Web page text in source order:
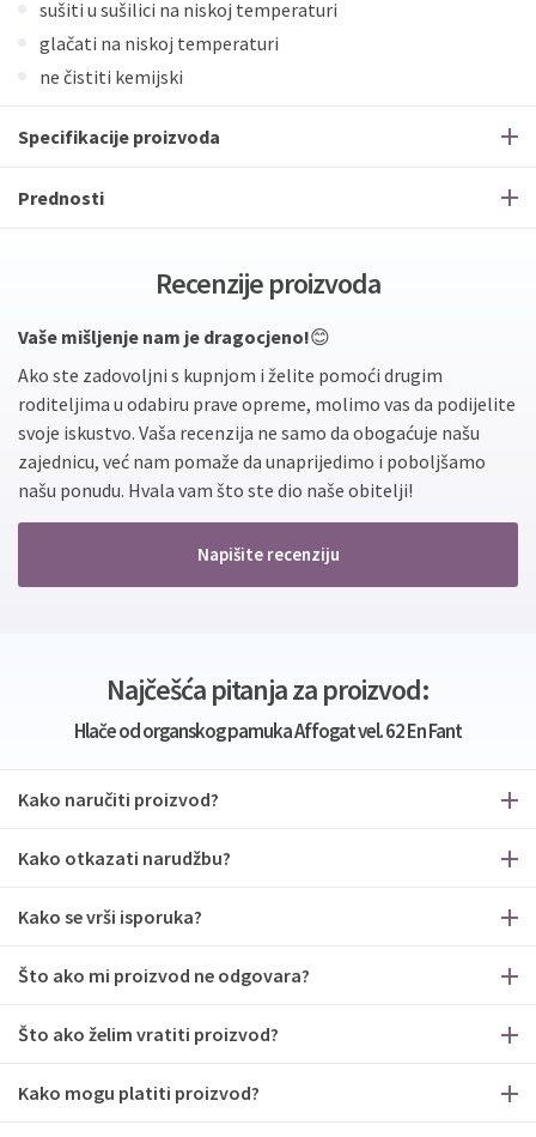
sušiti u sušilici na niskoj temperaturi
glačati na niskoj temperaturi
ne čistiti kemijski
Specifikacije proizvoda
Prednosti
Recenzije proizvoda
Vaše mišljenje nam je dragocjeno!😊
Ako ste zadovoljni s kupnjom i želite pomoći drugim
roditeljima u odabiru prave opreme, molimo vas da podijelite
svoje iskustvo. Vaša recenzija ne samo da obogaćuje našu
zajednicu, već nam pomaže da unaprijedimo i poboljšamo
našu ponudu. Hvala vam što ste dio naše obitelji!
Napišite recenziju
Najčešća pitanja za proizvod:
Hlače od organskog pamuka Affogat vel. 62 En Fant
Kako naručiti proizvod?
Kako otkazati narudžbu?
Kako se vrši isporuka?
Što ako mi proizvod ne odgovara?
Što ako želim vratiti proizvod?
Kako mogu platiti proizvod?